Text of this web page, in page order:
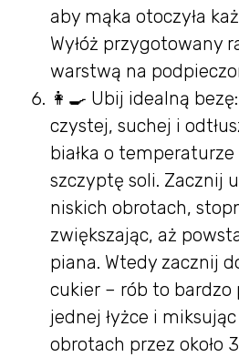
aby mąka otoczyła
Wyłóż przygotowany
warstwą na
👩‍🍳 Ubij idealną
czystej, suchej i
białka o
szczyptę soli. Zacznij
niskich obrotach,
zwiększając, aż
piana. Wtedy zacznij
cukier – rób to bardzo
jednej łyżce i
obrotach przez około